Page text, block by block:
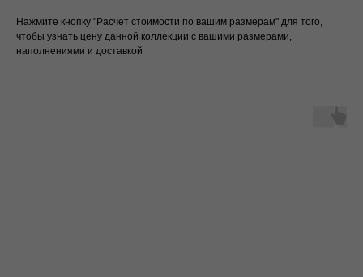
Нажмите кнопку "Расчет стоимости по вашим размерам" для того,
чтобы узнать цену данной коллекции с вашими размерами,
наполнениями и доставкой